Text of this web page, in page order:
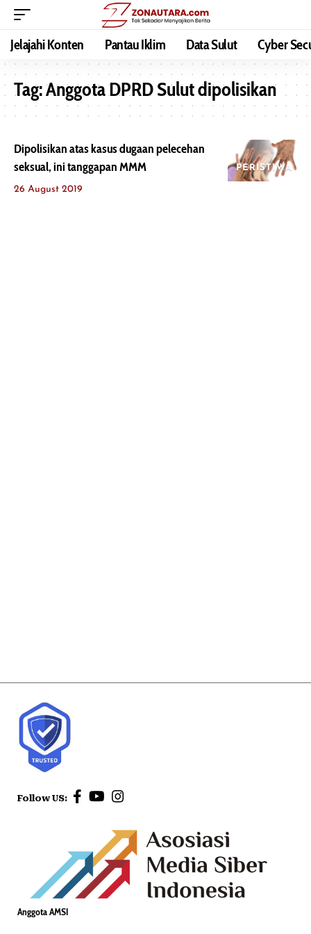
Jelajahi Konten Pantau Iklim Data Sulut Cyber
Tag:Anggota DPRD Sulut dipolisikan
PERISTIWA
Dipolisikan atas kasus dugaan pelecehan
seksual, ini tanggapan MMM
26 August 2019
Follow US:
Anggota AMSI